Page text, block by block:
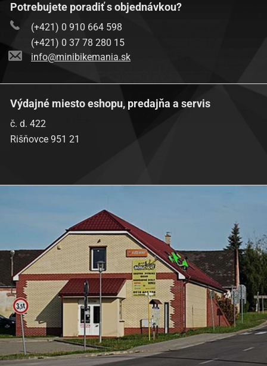
Potrebujete poradiť s objednávkou?
(+421) 0 910 664 598
(+421) 0 37 78 280 15
info@minibikemania.sk
Výdajné miesto eshopu, predajňa a servis
č. d. 422
Rišňovce 951 21